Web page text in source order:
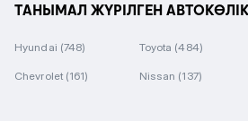
ТАНЫМАЛ ЖҮРІЛГЕН
Hyundai (748) Toyota (484)
Chevrolet (161) Nissan (137)